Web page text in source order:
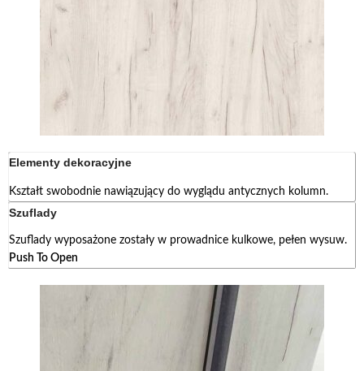
Elementy dekoracyjne
Kształt swobodnie nawiązujący do wyglądu antycznych kolumn.
Szuflady
Szuflady wyposażone zostały w prowadnice kulkowe, pełen wysuw.
Push To Open